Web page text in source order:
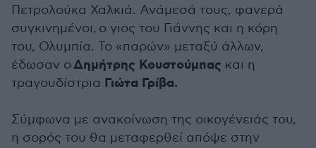
Πετρολούκα Χαλκιά. Ανάμεσά τους, φανερά
συγκινημένοι, ο γιος του Γιάννης και η κόρη
του, Ολυμπία. Το «παρών» μεταξύ άλλων,
έδωσαν οΔημήτρης Κουστούμπας και η
τραγουδίστρια Γιώτα Γρίβα.
Σύμφωνα με ανακοίνωση της οικογένειάς του,
η σορός του θα μεταφερθεί απόψε στην